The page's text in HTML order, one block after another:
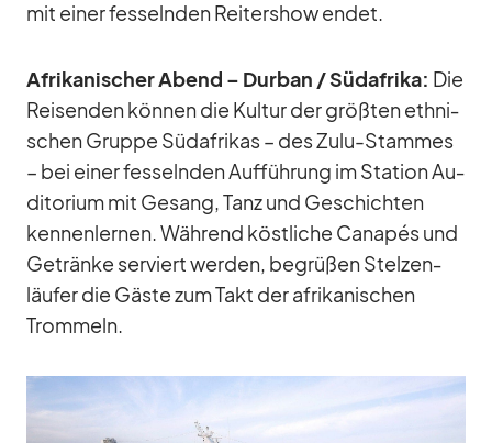
mit ei­ner fes­seln­den Rei­ter­show en­det.
Afri­ka­ni­scher Abend – Dur­ban /​ Süd­afrika: Die
Rei­sen­den kön­nen die Kul­tur der größ­ten eth­ni­
schen Gruppe Süd­afri­kas – des Zulu-Stam­mes
– bei ei­ner fes­seln­den Auf­füh­rung im Sta­tion Au­
di­to­rium mit Ge­sang, Tanz und Ge­schich­ten
ken­nen­ler­nen. Wäh­rend köst­li­che Ca­na­pés und
Ge­tränke ser­viert wer­den, be­grü­ßen Stel­zen­
läu­fer die Gäste zum Takt der afri­ka­ni­schen
Trom­meln.